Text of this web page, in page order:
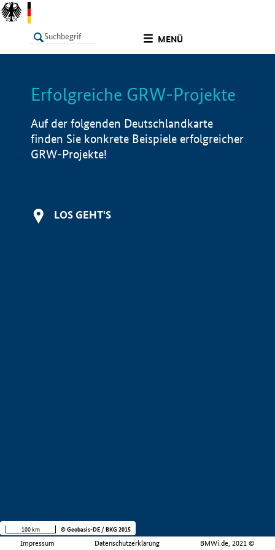
MENÜ
LISTE Info
Erfolgreiche GRW-Projekte
Auf der folgenden Deutschlandkarte
finden Sie konkrete Beispiele erfolgreicher
GRW-Projekte!
LOS GEHT'S
Impressum Datenschutzerklärung BMWi.de, 2021 ©
100 km © Geobasis-DE / BKG 2015